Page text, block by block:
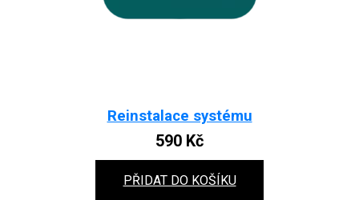
Reinstalace systému
590 Kč
PŘIDAT DO KOŠÍKU